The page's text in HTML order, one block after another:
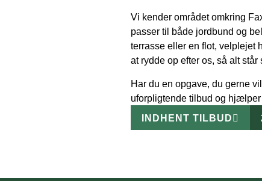
Vi kender området omkring
passer til både jordbund og
terrasse eller en flot, velplejet
at rydde op efter os, så alt står
Har du en opgave, du gerne
uforpligtende tilbud og
INDHENT TILBUD